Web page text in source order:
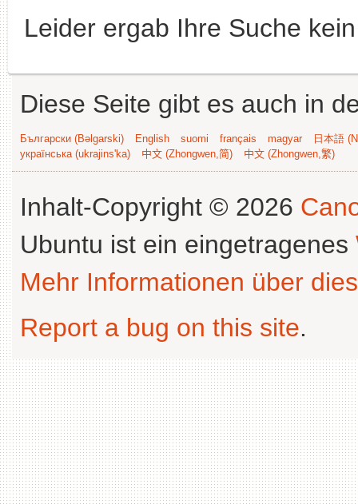
Leider ergab Ihre Suche
Diese Seite gibt es auch in
Български (Bəlgarski) English suomi français magyar
日本語
українська (ukrajins'ka)
中文 (Zhongwen,简) 中文 (Zhongwen,繁)
Inhalt-Copyright © 2026
Ubuntu ist ein eingetragenes
Mehr Informationen über
Report a bug on this site.